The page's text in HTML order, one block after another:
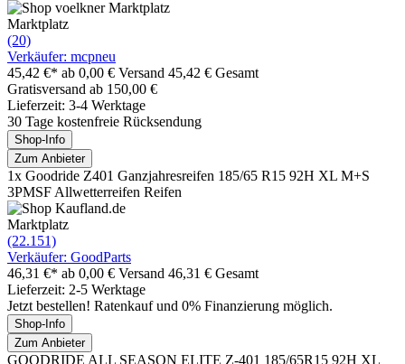
Marktplatz
(20)
Verkäufer: mcpneu
45,42 €* ab 0,00 € Versand 45,42 € Gesamt
Gratisversand ab 150,00 €
Lieferzeit: 3-4 Werktage
30 Tage kostenfreie Rücksendung
Shop-Info
Zum Anbieter
1x Goodride Z401 Ganzjahresreifen 185/65 R15 92H XL M+S
3PMSF Allwetterreifen Reifen
Marktplatz
(22.151)
Verkäufer: GoodParts
46,31 €* ab 0,00 € Versand 46,31 € Gesamt
Lieferzeit: 2-5 Werktage
Jetzt bestellen! Ratenkauf und 0% Finanzierung möglich.
Shop-Info
Zum Anbieter
GOODRIDE ALL SEASON ELITE Z-401 185/65R15 92H XL